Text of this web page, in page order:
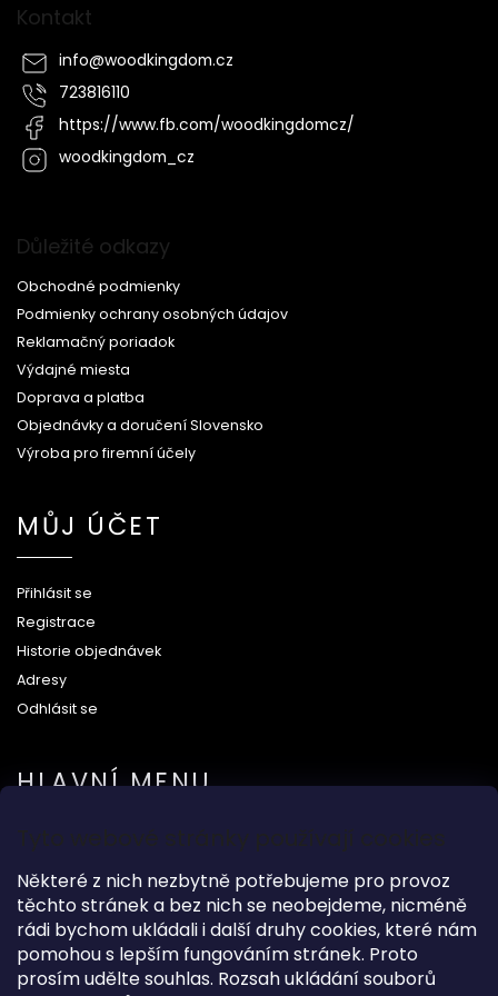
Tyto webové stránky používají cookies
Některé z nich nezbytně potřebujeme pro provoz
těchto stránek a bez nich se neobejdeme, nicméně
rádi bychom ukládali i další druhy cookies, které nám
pomohou s lepším fungováním stránek. Proto
prosím udělte souhlas. Rozsah ukládání souborů
Kontakt
info@woodkingdom.cz
723816110
https://www.fb.com/woodkingdomcz/
woodkingdom_cz
Důležité odkazy
Obchodné podmienky
Podmienky ochrany osobných údajov
Reklamačný poriadok
Výdajné miesta
Doprava a platba
Objednávky a doručení Slovensko
Výroba pro firemní účely
MŮJ ÚČET
Přihlásit se
Registrace
Historie objednávek
Adresy
Odhlásit se
HLAVNÍ MENU
Na svatbu
Dárkové předměty
Módní doplňky
O nás